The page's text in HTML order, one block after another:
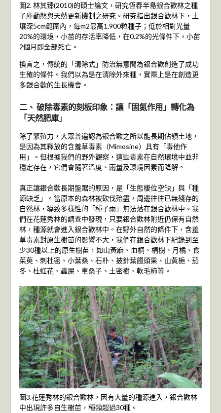
圖2. 林其臻(2010)的碩士論文，研究恆春半島銀合歡林之種
子庫動態與天然更新機制之研究。研究指出銀合歡林下，土
壤深5cm範圍內，每m2最高1,900粒種子；低於相對光量
20%的環境，小苗的存活率降低，在0.2%的光條件下，小苗
2個月即全部死亡。
換言之，傳統的「清除式」防治無意間為銀合歡創造了成功
生殖的條件。我們以為是在清除外來種，實際上是在創造更
多銀合歡的生長機會。
二、 破除毒素的刻板印象：讓「固氮作用」轉化為
「天然肥庫」
除了繁殖力，大眾普遍認為銀合歡之所以能長期佔領土地，
是因為其釋放的含羞草毒素（Mimosine）具有「毒他作
用」。但根據我們的野外觀察，這些毒素在自然環境中並非
穩定存在，它們會隨著溫度、雨量及環境因素而降解。
真正讓銀合歡長期盤踞的原因，是「生態棲位空缺」與「種
源缺乏」。當原本的森林被砍伐殆盡，周邊往往已無殘存的
自然林，導致多樣性的「種子雨」無法落在銀合歡林中。我
們在花蓮秀林的調查中發現，只要銀合歡林附近仍保有自然
林，種源就會進入銀合歡林中。在野外自然的條件下，含羞
草毒素對原生樹苗的影響不大，我們在銀合歡林下紀錄到至
少30種以上的原生樹苗，如山黃麻、血桐、構樹、月橘、食
茱萸、刺杜密、小葉桑、石朴、披針葉饅頭果、山黃梔、茄
冬、杜虹花、蟲屎、車桑子、土密樹、軟毛柿等。
圖3.花蓮秀林的銀合歡林，因有大量的種源進入，銀合歡林
中出現許多自生樹苗，種類超過30種。